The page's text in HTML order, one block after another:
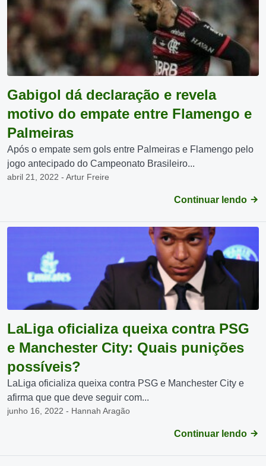
Gabigol dá declaração e revela
motivo do empate entre Flamengo e
Palmeiras
Após o empate sem gols entre Palmeiras e Flamengo pelo
jogo antecipado do Campeonato Brasileiro...
abril 21, 2022 - Artur Freire
Continuar lendo
LaLiga oficializa queixa contra PSG
e Manchester City: Quais punições
possíveis?
LaLiga oficializa queixa contra PSG e Manchester City e
afirma que que deve seguir com...
junho 16, 2022 - Hannah Aragão
Continuar lendo